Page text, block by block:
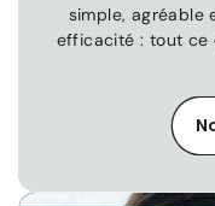
simple, agréable
efficacité : tout ce